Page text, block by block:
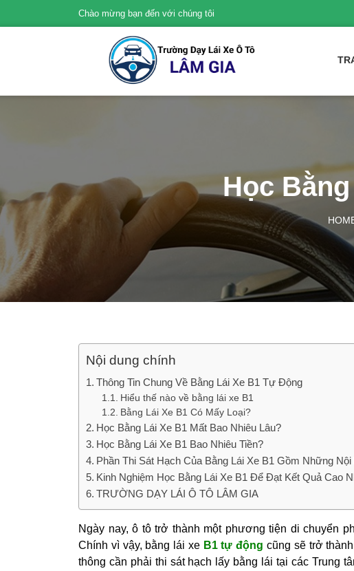
Chào mừng bạn đến với chúng tôi
Học
Nội dung chính
Thông Tin Chung Về Bằng Lái Xe B1 Tự Động
Hiểu thế nào về bằng lái xe B1
Bằng Lái Xe B1 Có Mấy Loại?
Học Bằng Lái Xe B1 Mất Bao Nhiêu Lâu?
Học Bằng Lái Xe B1 Bao Nhiêu Tiền?
Phần Thi Sát Hạch Của Bằng Lái Xe B1 Gồm Những
Kinh Nghiệm Học Bằng Lái Xe B1 Để Đạt Kết Quả Cao
TRƯỜNG DẠY LÁI Ô TÔ LÂM GIA
Ngày nay, ô tô trở thành một phương tiện di chuyển
Chính vì vậy, bằng lái xe B1 tự động cũng sẽ trở
thông cần phải thi sát hạch lấy bằng lái tại các Trung